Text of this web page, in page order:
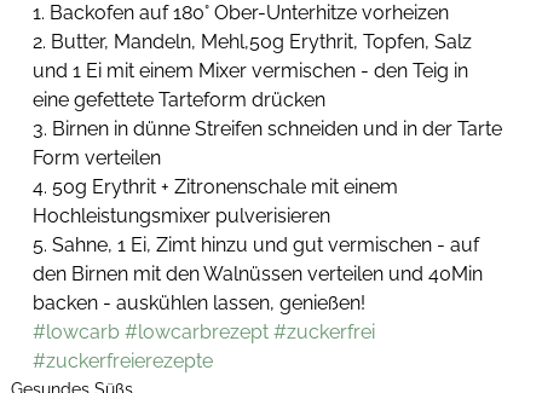
1. Backofen auf 180° Ober-Unterhitze vorheizen
2. Butter, Mandeln, Mehl,50g Erythrit, Topfen, Salz
und 1 Ei mit einem Mixer vermischen - den Teig in
eine gefettete Tarteform drücken
3. Birnen in dünne Streifen schneiden und in der Tarte
Form verteilen
4. 50g Erythrit + Zitronenschale mit einem
Hochleistungsmixer pulverisieren
5. Sahne, 1 Ei, Zimt hinzu und gut vermischen - auf
den Birnen mit den Walnüssen verteilen und 40Min
backen - auskühlen lassen, genießen!
#lowcarb #lowcarbrezept #zuckerfrei
#zuckerfreierezepte